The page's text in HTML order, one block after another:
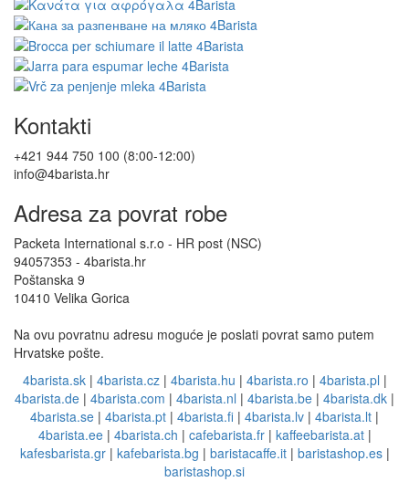
Kontakti
+421 944 750 100 (8:00-12:00)
info@4barista.hr
Adresa za povrat robe
Packeta International s.r.o - HR post (NSC)
94057353 - 4barista.hr
Poštanska 9
10410 Velika Gorica
Na ovu povratnu adresu moguće je poslati povrat samo putem
Hrvatske pošte.
4barista.sk| 4barista.cz| 4barista.hu | 4barista.ro | 4barista.pl |
4barista.de | 4barista.com | 4barista.nl | 4barista.be | 4barista.dk |
4barista.se | 4barista.pt | 4barista.fi | 4barista.lv | 4barista.lt |
4barista.ee| 4barista.ch | cafebarista.fr| kaffeebarista.at|
kafesbarista.gr| kafebarista.bg | baristacaffe.it| baristashop.es|
baristashop.si